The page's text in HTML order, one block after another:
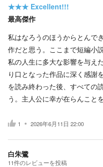
★★★ Excellent!!!
最高傑作
私はなろうのほうからとんで
作だと思う。ここまで短編小
私の人生に多大な影響を与え
り口となった作品に深く感謝
を読み終わった後、すべての
う。主人公に幸が在らんこと
1 2026年6月11日 22:00
白朱鷺
11件のレビューを投稿